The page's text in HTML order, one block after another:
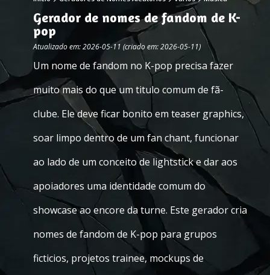
Gerador de nomes de fandom de K-
pop
Atualizado em: 2026-05-11 (criado em: 2026-05-11)
Um nome de fandom no K-pop precisa fazer
muito mais do que um titulo comum de fã-
clube. Ele deve ficar bonito em teaser graphics,
soar limpo dentro de um fan chant, funcionar
ao lado de um conceito de lightstick e dar aos
apoiadores uma identidade comum do
showcase ao encore da turne. Este gerador cria
nomes de fandom de K-pop para grupos
ficticios, projetos trainee, mockups de